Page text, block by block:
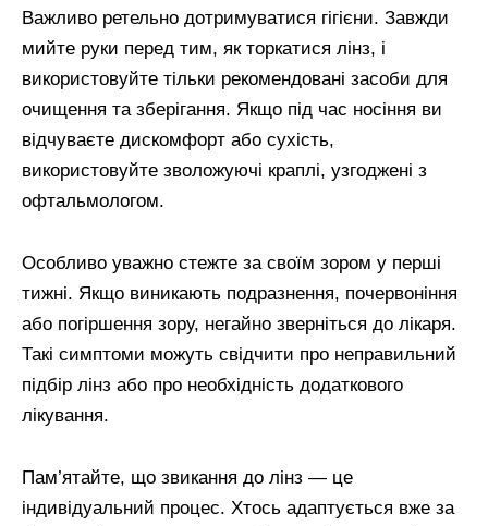
Важливо ретельно дотримуватися гігієни. Завжди
мийте руки перед тим, як торкатися лінз, і
використовуйте тільки рекомендовані засоби для
очищення та зберігання. Якщо під час носіння ви
відчуваєте дискомфорт або сухість,
використовуйте зволожуючі краплі, узгоджені з
офтальмологом.
Особливо уважно стежте за своїм зором у перші
тижні. Якщо виникають подразнення, почервоніння
або погіршення зору, негайно зверніться до лікаря.
Такі симптоми можуть свідчити про неправильний
підбір лінз або про необхідність додаткового
лікування.
Пам’ятайте, що звикання до лінз — це
індивідуальний процес. Хтось адаптується вже за